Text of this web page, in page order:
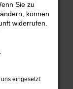
können:
deine
Sie zu
können
widerrufen.
eingesetzt: